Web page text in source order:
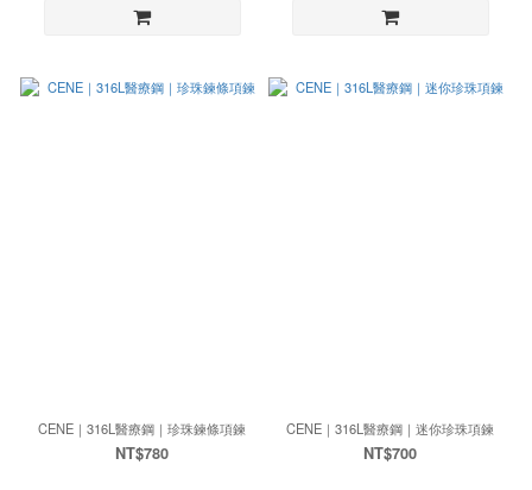
CENE｜316L醫療鋼｜珍珠鍊條項鍊
NT$780
CENE｜316L醫療鋼｜迷你珍珠項鍊
NT$700